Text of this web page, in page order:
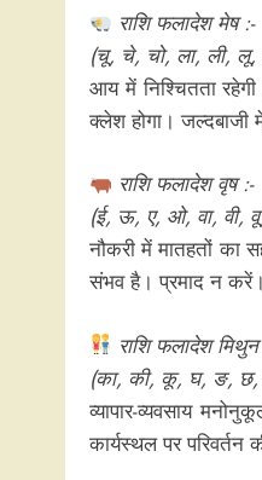
राशि फलादेश मेष :-
(चू, चे, चो, ला, ली,
आय में निश्चितता
क्लेश होगा। जल्दबाजी
राशि फलादेश वृष :-
(ई, ऊ, ए, ओ, वा, वी,
नौकरी में मातहतों का
संभव है। प्रमाद न करें।
राशि फलादेश
(का, की, कू, घ, ङ,
व्यापार-व्यवसाय
कार्यस्थल पर परिवर्तन